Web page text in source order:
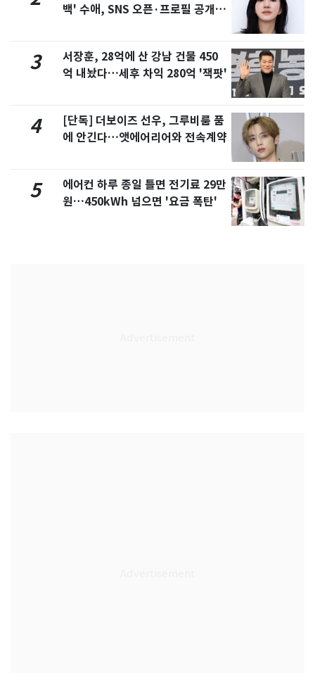
백' 수애, SNS 오픈·프로필 공개
3
서장훈, 28억에 산 강남 건물 450
억 내놨다…세후 차익 280억 '잭팟'
4
[단독] 더보이즈 선우, 그루비룸 품
에 안긴다…앳에어리어와 전속계약
5
에어컨 하루 종일 틀면 전기료 29만
원…450kWh 넘으면 '요금 폭탄'